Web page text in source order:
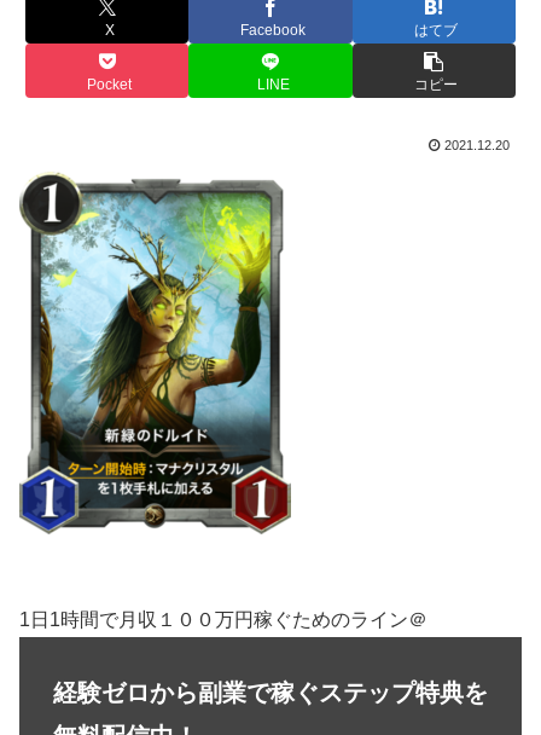
X Facebook はてブ
Pocket LINE コピー
2021.12.20
1日1時間で月収１００万円稼ぐためのライン＠
経験ゼロから副業で稼ぐステップ特典を